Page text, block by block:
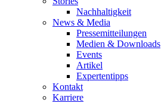
Nachhaltigkeit
News & Media
Pressemitteilungen
Medien & Downloads
Events
Artikel
Expertentipps
Kontakt
Karriere